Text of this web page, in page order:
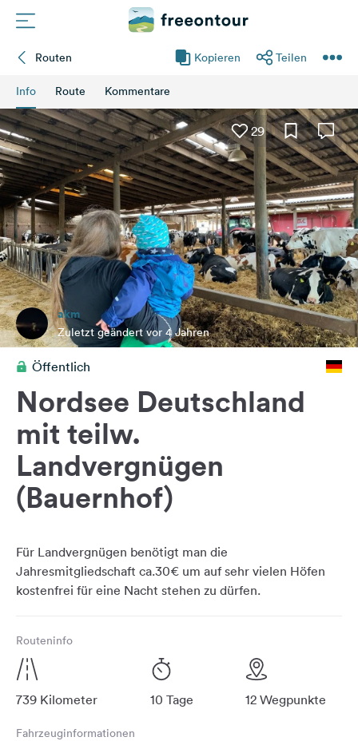
Plätze
Magazin
Partner
Registrieren
Einloggen
Newsletter
Feedback
Sprache:
Folge
uns
auf
Facebook
Instagram
Routen Kopieren Teilen
Info Route Kommentare
29
akm
Zuletzt geändert vor 4 Jahren
Öffentlich
Nordsee Deutschland
mit teilw.
Landvergnügen
(Bauernhof)
Für Landvergnügen benötigt man die
Jahresmitgliedschaft ca.30€ um auf sehr vielen Höfen
Routeninfo
739 Kilometer 10 Tage 12 Wegpunkte
Fahrzeuginformationen